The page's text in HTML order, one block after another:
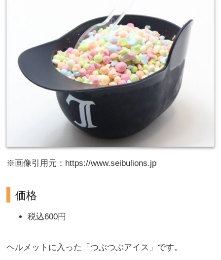
※画像引用元：https://www.seibulions.jp
価格
税込600円
ヘルメットに入った「つぶつぶアイス」です。